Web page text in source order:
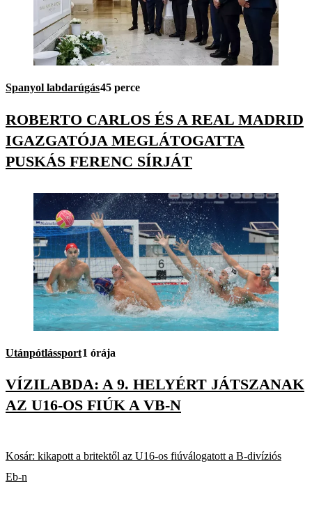
Spanyol labdarúgás45 perce
ROBERTO CARLOS ÉS A REAL MADRID
IGAZGATÓJA MEGLÁTOGATTA
PUSKÁS FERENC SÍRJÁT
Utánpótlássport1 órája
VÍZILABDA: A 9. HELYÉRT JÁTSZANAK
AZ U16-OS FIÚK A VB-N
Kosár: kikapott a britektől az U16-os fiúválogatott a B-divíziós
Eb-n